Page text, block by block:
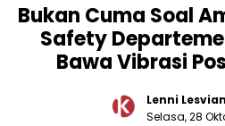
Bukan Cuma Soal
Safety
Bawa Vibrasi
Lenni
Selasa, 28